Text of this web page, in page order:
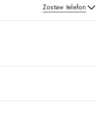
Zostaw telefon